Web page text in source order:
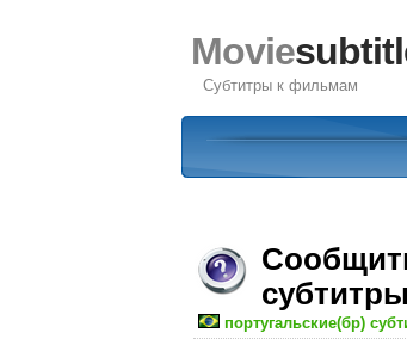
Movie
Субтитры к фильмам
субтитры
португальские(бр)